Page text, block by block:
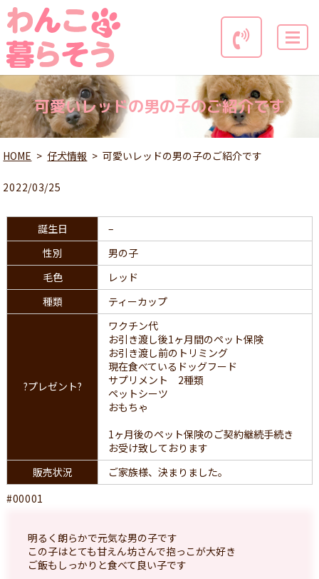
可愛いレッドの男の子のご紹介です
HOME 仔犬情報 可愛いレッドの男の子のご紹介です
2022/03/25
誕生日
–
性別
男の子
毛色
レッド
種類
ティーカップ
?プレゼント?
ワクチン代
お引き渡し後1ヶ月間のペット保険
お引き渡し前のトリミング
現在食べているドッグフード
サプリメント 2種類
ペットシーツ
おもちゃ
1ヶ月後のペット保険のご契約継続手続き
お受け致しております
販売状況
ご家族様、決まりました。
#00001
明るく朗らかで元気な男の子です
この子はとても甘えん坊さんで抱っこが大好き
ご飯もしっかりと食べて良い子です